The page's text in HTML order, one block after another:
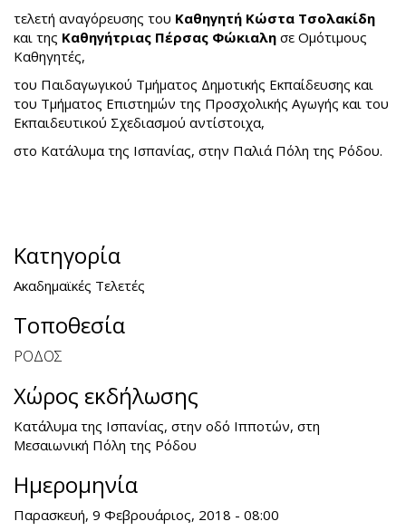
τελετή αναγόρευσης του Καθηγητή Κώστα Τσολακίδη
και της Καθηγήτριας Πέρσας Φώκιαλη σε Ομότιμους
Καθηγητές,
του Παιδαγωγικού Τμήματος Δημοτικής Εκπαίδευσης και
του Τμήματος Επιστημών της Προσχολικής Αγωγής και του
Εκπαιδευτικού Σχεδιασμού αντίστοιχα,
στο Κατάλυμα της Ισπανίας, στην Παλιά Πόλη της Ρόδου.
Κατηγορία
Ακαδημαϊκές Τελετές
Τοποθεσία
ΡΟΔΟΣ
Χώρος εκδήλωσης
Κατάλυμα της Ισπανίας, στην οδό Ιπποτών, στη
Μεσαιωνική Πόλη της Ρόδου
Ημερομηνία
Παρασκευή, 9 Φεβρουάριος, 2018 - 08:00